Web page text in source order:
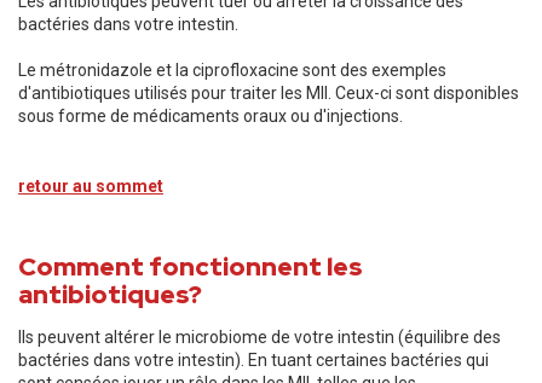
bactéries dans votre intestin.
Le métronidazole et la ciprofloxacine sont des exemples
d'antibiotiques utilisés pour traiter les MII. Ceux-ci sont disponibles
sous forme de médicaments oraux ou d'injections.
retour au sommet
Comment fonctionnent les
antibiotiques?
Ils peuvent altérer le microbiome de votre intestin (équilibre des
bactéries dans votre intestin). En tuant certaines bactéries qui